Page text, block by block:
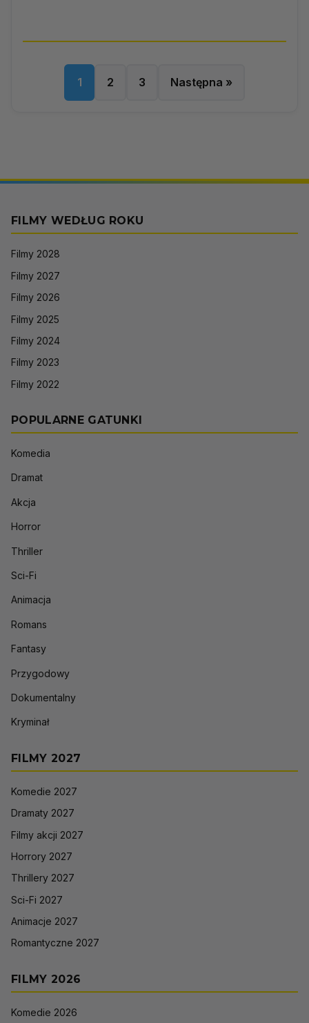
1 2 3 Następna »
FILMY WEDŁUG ROKU
Filmy 2028
Filmy 2027
Filmy 2026
Filmy 2025
Filmy 2024
Filmy 2023
Filmy 2022
POPULARNE GATUNKI
Komedia
Dramat
Akcja
Horror
Thriller
Sci-Fi
Animacja
Romans
Fantasy
Przygodowy
Dokumentalny
Kryminał
FILMY 2027
Komedie 2027
Dramaty 2027
Filmy akcji 2027
Horrory 2027
Thrillery 2027
Sci-Fi 2027
Animacje 2027
Romantyczne 2027
FILMY 2026
Komedie 2026